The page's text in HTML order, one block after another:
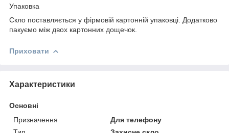
Упаковка
Скло поставляється у фірмовій картонній упаковці. Додатково
пакуємо між двох картонних дощечок.
Приховати
Характеристики
Основні
Призначення
Для телефону